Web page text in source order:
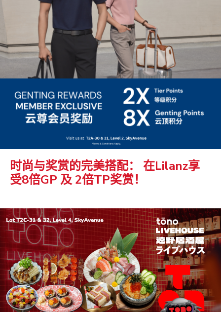
时尚与奖赏的完美搭配： 在Lilanz享
受8倍GP 及 2倍TP奖赏！